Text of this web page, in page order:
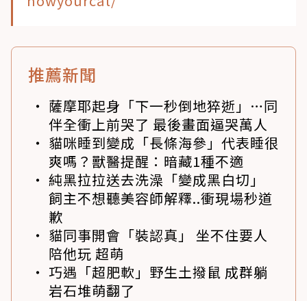
推薦新聞
薩摩耶起身「下一秒倒地猝逝」…同
伴全衝上前哭了 最後畫面逼哭萬人
貓咪睡到變成「長條海參」代表睡很
爽嗎？獸醫提醒：暗藏1種不適
純黑拉拉送去洗澡「變成黑白切」
飼主不想聽美容師解釋..衝現場秒道
歉
貓同事開會「裝認真」 坐不住要人
陪他玩 超萌
巧遇「超肥軟」野生土撥鼠 成群躺
岩石堆萌翻了